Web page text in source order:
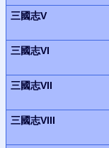
三國志V
三國志VI
三國志VII
三國志VIII